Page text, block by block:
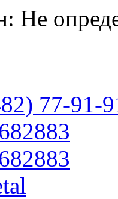
Не
77-91-